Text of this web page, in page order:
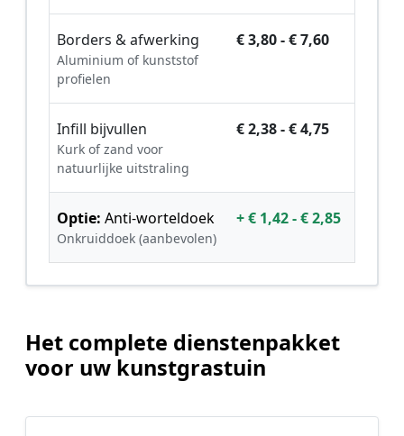
Borders & afwerking
Aluminium of kunststof
profielen
€ 3,80 - € 7,60
Infill bijvullen
Kurk of zand voor
natuurlijke uitstraling
€ 2,38 - € 4,75
Optie: Anti-worteldoek
Onkruiddoek (aanbevolen)
+ € 1,42 - € 2,85
Het complete dienstenpakket
voor uw kunstgrastuin